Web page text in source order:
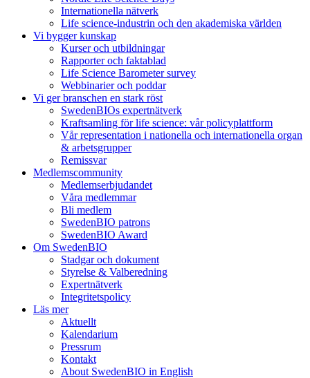
Internationella nätverk
Life science-industrin och den akademiska världen
Vi bygger kunskap
Kurser och utbildningar
Rapporter och faktablad
Life Science Barometer survey
Webbinarier och poddar
Vi ger branschen en stark röst
SwedenBIOs expertnätverk
Kraftsamling för life science: vår policyplattform
Vår representation i nationella och internationella organ
& arbetsgrupper
Remissvar
Medlemscommunity
Medlemserbjudandet
Våra medlemmar
Bli medlem
SwedenBIO patrons
SwedenBIO Award
Om SwedenBIO
Stadgar och dokument
Styrelse & Valberedning
Expertnätverk
Integritetspolicy
Läs mer
Aktuellt
Kalendarium
Pressrum
Kontakt
About SwedenBIO in English